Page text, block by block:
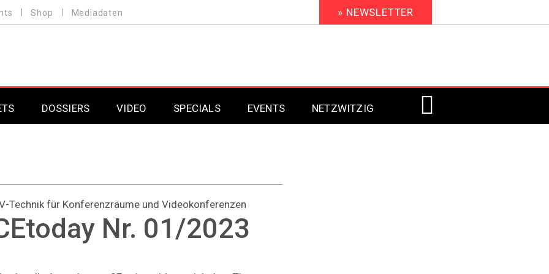
Shop Mediadaten » NEWSLETTER
DOSSIERS
Smarthome
DAB+
VIDEO SPECIALS
Professional AV & Digital Signage 2021
Professional AV & Digital Signage 2020
EVENTS NETZWITZIG
Technik für Konferenzräume und Videokonferenzen
Nr. 01/2023